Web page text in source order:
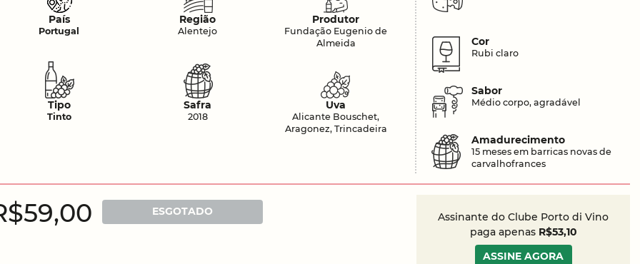
País
Portugal
Região
Alentejo
Produtor
Fundação Eugenio de
Almeida
Tipo
Tinto
Safra
2018
Uva
Alicante Bouschet,
Aragonez, Trincadeira
Cor
Rubi claro
Sabor
Médio corpo, agradável
Amadurecimento
15 meses em barricas novas de
carvalhofrances
ESGOTADO
Assinante do Clube Porto di Vino
paga apenas R$53,10
ASSINE AGORA